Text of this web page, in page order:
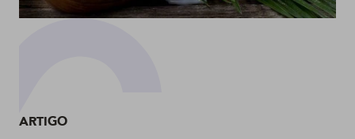
ARTIGO